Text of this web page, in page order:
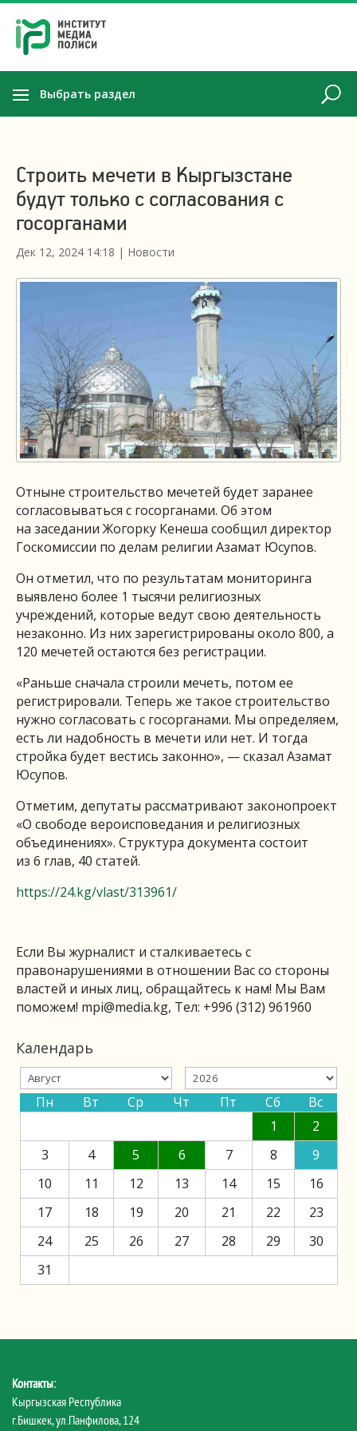
Выбрать раздел
Строить мечети в Кыргызстане
будут только с согласования с
госорганами
Дек 12, 2024 14:18 | Новости
Отныне строительство мечетей будет заранее
согласовываться с госорганами. Об этом
на заседании Жогорку Кенеша сообщил директор
Госкомиссии по делам религии Азамат Юсупов.
Он отметил, что по результатам мониторинга
выявлено более 1 тысячи религиозных
учреждений, которые ведут свою деятельность
незаконно. Из них зарегистрированы около 800, а
120 мечетей остаются без регистрации.
«Раньше сначала строили мечеть, потом ее
регистрировали. Теперь же такое строительство
нужно согласовать с госорганами. Мы определяем,
есть ли надобность в мечети или нет. И тогда
стройка будет вестись законно», — сказал Азамат
Юсупов.
Отметим, депутаты рассматривают законопроект
«О свободе вероисповедания и религиозных
объединениях». Структура документа состоит
из 6 глав, 40 статей.
https://24.kg/vlast/313961/
Если Вы журналист и сталкиваетесь с
правонарушениями в отношении Вас со стороны
властей и иных лиц, обращайтесь к нам! Мы Вам
поможем! mpi@media.kg, Тел: +996 (312) 961960
Календарь
Пн Вт Ср Чт Пт Сб
Вс
1
2
3
4 5 6 7 8
9
10
11 12 13 14 15
16
17
18 19 20 21 22
23
24
25 26 27 28 29
30
31
Контакты:
Кыргызская Республика
г.Бишкек, ул.Панфилова, 124